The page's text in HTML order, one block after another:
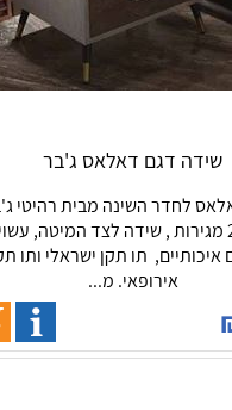
שידה דגם דאלאס ג'בר
לחדר השינה מבית רהיטי
שידת 2 מגירות , שידה לצד המיטה,
איכותיים, תו תקן ישראלי ותו
אירופאי. מ...